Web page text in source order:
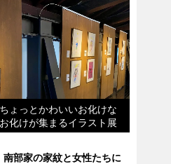
ょっとかわいいお化けな
化けが集まるイラスト展
南部家の家紋と女性たちに